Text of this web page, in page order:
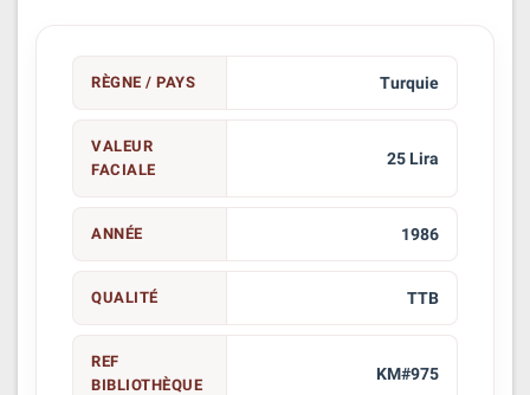
RÈGNE / PAYS Turquie
VALEUR
FACIALE
25 Lira
ANNÉE 1986
QUALITÉ TTB
REF
BIBLIOTHÈQUE
KM#975